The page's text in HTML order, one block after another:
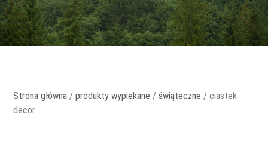
Strona główna /produkty wypiekane /świąteczne / ciastek
decor